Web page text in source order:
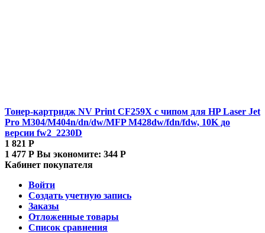
Тонер-картридж NV Print CF259X с чипом для HP Laser Jet
Pro M304/M404n/dn/dw/MFP M428dw/fdn/fdw, 10K до
версии fw2_2230D
1 821 Р
1 477 Р Вы экономите: 344 Р
Кабинет покупателя
Войти
Создать учетную запись
Заказы
Отложенные товары
Список сравнения